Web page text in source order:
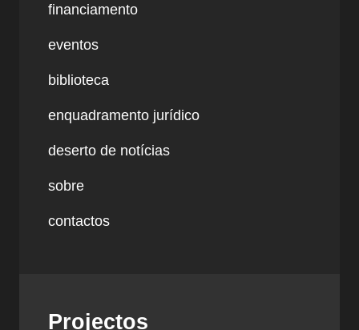
financiamento
eventos
biblioteca
enquadramento jurídico
deserto de notícias
sobre
contactos
Projectos